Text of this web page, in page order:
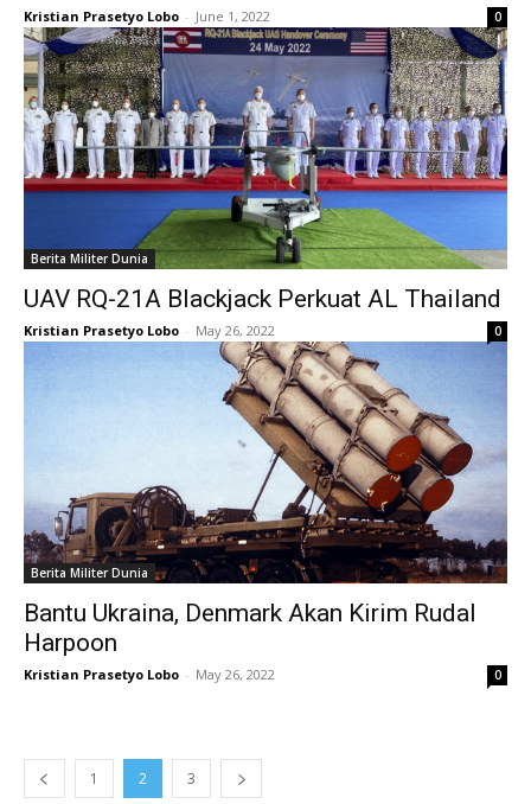
Kristian Prasetyo Lobo - June 1, 2022 0
Berita Militer Dunia
UAV RQ-21A Blackjack Perkuat AL Thailand
Kristian Prasetyo Lobo - May 26, 2022 0
Berita Militer Dunia
Bantu Ukraina, Denmark Akan Kirim Rudal
Harpoon
Kristian Prasetyo Lobo - May 26, 2022 0
1 2 3